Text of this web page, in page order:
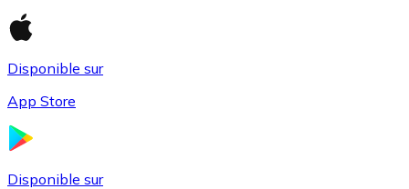
Disponible sur
App Store
Disponible sur